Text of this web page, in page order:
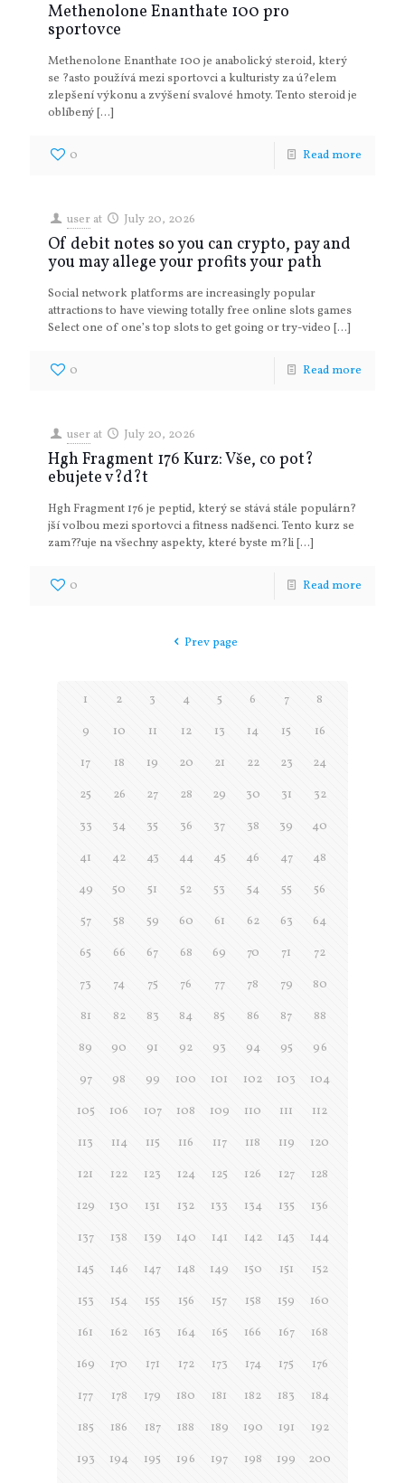
Methenolone Enanthate 100 pro
sportovce
Methenolone Enanthate 100 je anabolický steroid, který
se ?asto používá mezi sportovci a kulturisty za ú?elem
zlepšení výkonu a zvýšení svalové hmoty. Tento steroid je
oblíbený[…]
0 Read more
user at July 20, 2026
Of debit notes so you can crypto, pay and
you may allege your profits your path
Social network platforms are increasingly popular
attractions to have viewing totally free online slots games
Select one of one’s top slots to get going or try-video […]
0 Read more
user at July 20, 2026
Hgh Fragment 176 Kurz: Vše, co pot?
ebujete v?d?t
Hgh Fragment 176 je peptid, který se stává stále populárn?
jší volbou mezi sportovci a fitness nadšenci. Tento kurz se
zam??uje na všechny aspekty, které byste m?li[…]
0 Read more
Prev page
1 2 3 4 5 6 7
8
9
10 11 12 13 14 15
16
17
18 19 20 21 22 23
24
25
26 27 28 29 30 31
32
33
34 35 36 37 38 39
40
41
42 43 44 45 46 47
48
49
50 51 52 53 54 55
56
57
58 59 60 61 62 63
64
65
66 67 68 69 70 71
72
73
74 75 76 77 78 79
80
81
82 83 84 85 86 87
88
89
90 91 92 93 94 95
96
97
98 99 100 101 102 103
104
105
106 107 108 109 110 111
112
113
114 115 116 117 118 119
120
121
122 123 124 125 126 127
128
129
130 131 132 133 134 135
136
137
138 139 140 141 142 143
144
145
146 147 148 149 150 151
152
153
154 155 156 157 158 159
160
161
162 163 164 165 166 167
168
169
170 171 172 173 174 175
176
177
178 179 180 181 182 183
184
185
186 187 188 189 190 191
192
193
194 195 196 197 198 199 200